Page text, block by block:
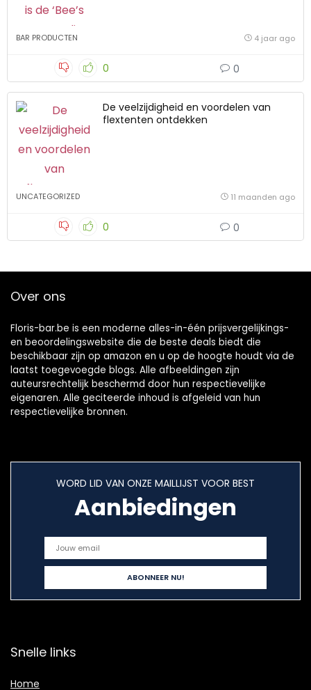
BAR PRODUCTEN 4 jaar ago
0 0
De veelzijdigheid en voordelen van
flextenten ontdekken
UNCATEGORIZED 11 maanden ago
0 0
Over ons
Floris-bar.be is een moderne alles-in-één prijsvergelijkings-
en beoordelingswebsite die de beste deals biedt die
beschikbaar zijn op amazon en u op de hoogte houdt via de
laatst toegevoegde blogs. Alle afbeeldingen zijn
auteursrechtelijk beschermd door hun respectievelijke
eigenaren. Alle geciteerde inhoud is afgeleid van hun
respectievelijke bronnen.
WORD LID VAN ONZE MAILLIJST VOOR BEST
Aanbiedingen
Snelle links
Home